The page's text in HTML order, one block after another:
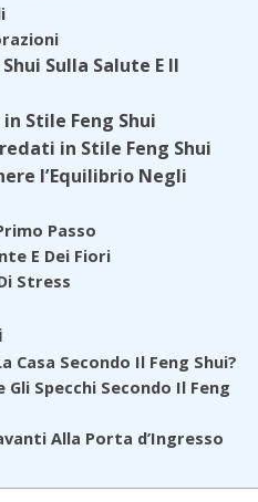
Sulla Salute E Il
Stile Feng Shui
in Stile Feng Shui
l’Equilibrio Negli
Passo
E Dei Fiori
Stress
Casa Secondo Il Feng Shui?
Gli Specchi Secondo Il Feng
Alla Porta d’Ingresso